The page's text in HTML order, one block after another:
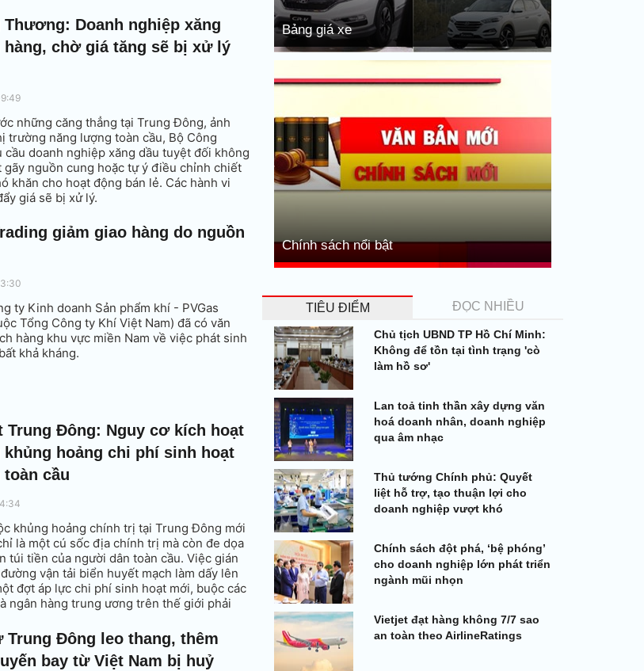
Thương: Doanh nghiệp xăng
hàng, chờ giá tăng sẽ bị xử lý
những căng thẳng tại Trung Đông, ảnh
trường năng lượng toàn cầu, Bộ Công
cầu doanh nghiệp xăng dầu tuyệt đối không
gãy nguồn cung hoặc tự ý điều chỉnh chiết
khăn cho hoạt động bán lẻ. Các hành vi
giá sẽ bị xử lý.
giảm giao hàng do nguồn
ty Kinh doanh Sản phẩm khí - PVGas
Tổng Công ty Khí Việt Nam) đã có văn
hàng khu vực miền Nam về việc phát sinh
khả kháng.
Trung Đông: Nguy cơ kích hoạt
khủng hoảng chi phí sinh hoạt
cầu
khủng hoảng chính trị tại Trung Đông mới
là một cú sốc địa chính trị mà còn đe dọa
túi tiền của người dân toàn cầu. Việc gián
vận tải biển huyết mạch làm dấy lên
đợt áp lực chi phí sinh hoạt mới, buộc các
ngân hàng trung ương trên thế giới phải
Trung Đông leo thang, thêm
bay từ Việt Nam bị huỷ
Bảng giá xe
Chính sách nổi bật
TIÊU ĐIỂM ĐỌC NHIỀU
Chủ tịch UBND TP Hồ Chí Minh:
Không để tồn tại tình trạng 'cò
làm hồ sơ'
Lan toả tinh thần xây dựng văn
hoá doanh nhân, doanh nghiệp
qua âm nhạc
Thủ tướng Chính phủ: Quyết
liệt hỗ trợ, tạo thuận lợi cho
doanh nghiệp vượt khó
Chính sách đột phá, ‘bệ phóng’
cho doanh nghiệp lớn phát triển
ngành mũi nhọn
Vietjet đạt hàng không 7/7 sao
an toàn theo AirlineRatings